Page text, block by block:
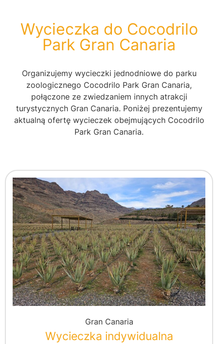
Wycieczka do Cocodrilo
Park Gran Canaria​
Organizujemy wycieczki jednodniowe do parku
zoologicznego Cocodrilo Park Gran Canaria,
połączone ze zwiedzaniem innych atrakcji
turystycznych Gran Canaria. Poniżej prezentujemy
aktualną ofertę wycieczek obejmujących Cocodrilo
Park Gran Canaria.
Gran Canaria
Wycieczka indywidualna